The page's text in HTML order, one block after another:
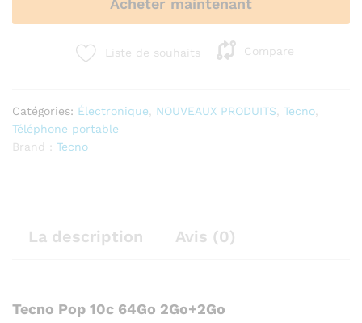
Acheter maintenant
Liste de souhaits Compare
Catégories: Électronique NOUVEAUX PRODUITS Tecno
Téléphone portable
Brand : Tecno
La description Avis (0)
Tecno Pop 10c 64Go 2Go+2Go